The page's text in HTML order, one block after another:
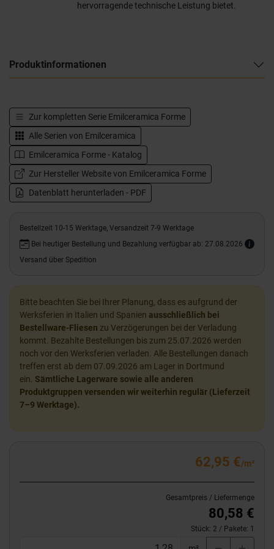
hervorragende technische Leistung bietet.
Produktinformationen
Zur kompletten Serie Emilceramica Forme
Alle Serien von Emilceramica
Emilceramica Forme - Katalog
Zur Hersteller Website von Emilceramica Forme
Datenblatt herunterladen - PDF
Bestellzeit 10-15 Werktage, Versandzeit 7-9 Werktage
Bei heutiger Bestellung und Bezahlung verfügbar ab: 27.08.2026
Versand über Spedition
Bitte beachten Sie bei Ihrer Planung, dass es aufgrund der
Werksferien in Italien und Spanien ausschließlich bei
Bestellware-Fliesen zu Verzögerungen bei der Verladung
kommt. Bezahlte Bestellungen bis zum 25.07.2026 werden
noch vor den Werksferien verladen. Alle Bestellungen danach
treffen erst ab dem 07.09.2026 am Lager in Dortmund
ein. Sämtliche Lagerware sowie alle anderen
Produktgruppen versenden wir weiterhin regulär (Lieferzeit
7–9 Werktage).
62,95 €/m²
Gesamtpreis / Liefermenge
80,58 €
Stück: 2 / Pakete: 1